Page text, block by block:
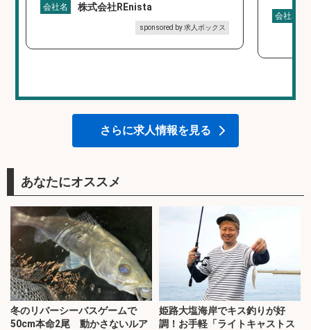
会社名 株式会社REnista
sponsored by 求人ボックス
会社名
さらに求人情報を見る
あなたにオススメ
冬のリバーシーバスゲームで
50cm本命2尾 動かさないルア
姫路大塩海岸でキス釣りが好
調！お手軽「ライトキャストス